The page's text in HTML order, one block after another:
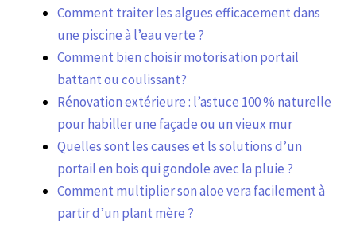
Comment traiter les algues efficacement dans
une piscine à l’eau verte ?
Comment bien choisir motorisation portail
battant ou coulissant?
Rénovation extérieure : l’astuce 100 % naturelle
pour habiller une façade ou un vieux mur
Quelles sont les causes et ls solutions d’un
portail en bois qui gondole avec la pluie ?
Comment multiplier son aloe vera facilement à
partir d’un plant mère ?